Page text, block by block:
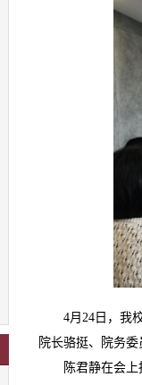
4月24日，我
院长骆挺、院务
陈君静在会